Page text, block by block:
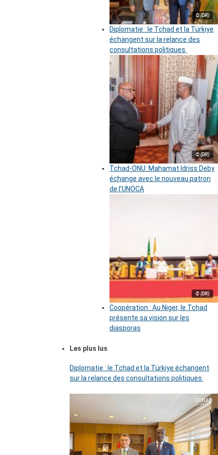
© (DR)
Diplomatie : le Tchad et la Türkiye
échangent sur la relance des
consultations politiques
© (DR)
Tchad-ONU: Mahamat Idriss Deby
échange avec le nouveau patron
de l’UNOCA
© (DR)
Coopération : Au Niger, le Tchad
présente sa vision sur les
diasporas
Les plus lus
Diplomatie : le Tchad et la Türkiye échangent
sur la relance des consultations politiques